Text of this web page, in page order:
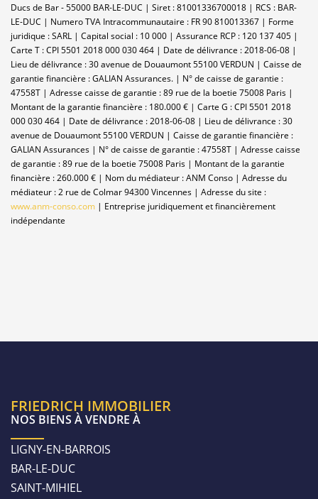
Ducs de Bar - 55000 BAR-LE-DUC | Siret : 81001336700018 | RCS : BAR-
LE-DUC | Numero TVA Intracommunautaire : FR 90 810013367 | Forme
juridique : SARL | Capital social : 10 000 | Assurance RCP : 120 137 405 |
Carte T : CPI 5501 2018 000 030 464 | Date de délivrance : 2018-06-08 |
Lieu de délivrance : 30 avenue de Douaumont 55100 VERDUN | Caisse de
garantie financière : GALIAN Assurances. | N° de caisse de garantie :
47558T | Adresse caisse de garantie : 89 rue de la boetie 75008 Paris |
Montant de la garantie financière : 180.000 € | Carte G : CPI 5501 2018
000 030 464 | Date de délivrance : 2018-06-08 | Lieu de délivrance : 30
avenue de Douaumont 55100 VERDUN | Caisse de garantie financière :
GALIAN Assurances | N° de caisse de garantie : 47558T | Adresse caisse
de garantie : 89 rue de la boetie 75008 Paris | Montant de la garantie
financière : 260.000 € | Nom du médiateur : ANM Conso | Adresse du
médiateur : 2 rue de Colmar 94300 Vincennes | Adresse du site :
www.anm-conso.com | Entreprise juridiquement et financièrement
indépendante
FRIEDRICH IMMOBILIER
NOS BIENS À VENDRE À
LIGNY-EN-BARROIS
BAR-LE-DUC
SAINT-MIHIEL